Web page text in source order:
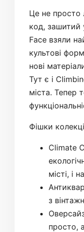
Це не просто
код, зашитий
Face взяли
культові
нові
Тут є і
міста. Тепер
Фішки
Climate
місті, і
з
просто,